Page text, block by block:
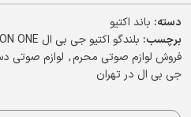
دسته: باند اکتیو
برچسب: بلندگو اکتیو جی بی ال JBL EON ONE
فروش لوازم صوتی محرم, لوازم صوتی
جی بی ال در تهران